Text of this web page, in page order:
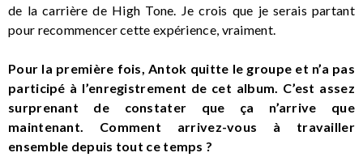
de la carrière de High Tone. Je crois que je serais partant
pour recommencer cette expérience, vraiment.
Pour la première fois, Antok quitte le groupe et n’a pas
participé à l’enregistrement de cet album. C’est assez
surprenant de constater que ça n’arrive que
maintenant. Comment arrivez-vous à travailler
ensemble depuis tout ce temps ?